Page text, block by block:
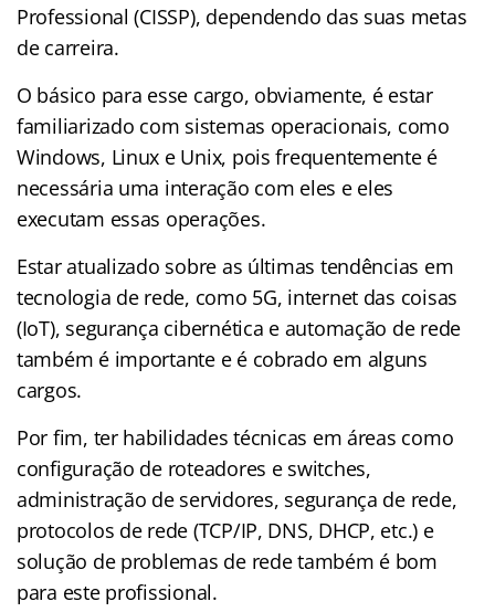
Professional (CISSP), dependendo das suas metas
de carreira.
O básico para esse cargo, obviamente, é estar
familiarizado com sistemas operacionais, como
Windows, Linux e Unix, pois frequentemente é
necessária uma interação com eles e eles
executam essas operações.
Estar atualizado sobre as últimas tendências em
tecnologia de rede, como 5G, internet das coisas
(IoT), segurança cibernética e automação de rede
também é importante e é cobrado em alguns
cargos.
Por fim, ter habilidades técnicas em áreas como
configuração de roteadores e switches,
administração de servidores, segurança de rede,
protocolos de rede (TCP/IP, DNS, DHCP, etc.) e
solução de problemas de rede também é bom
para este profissional.